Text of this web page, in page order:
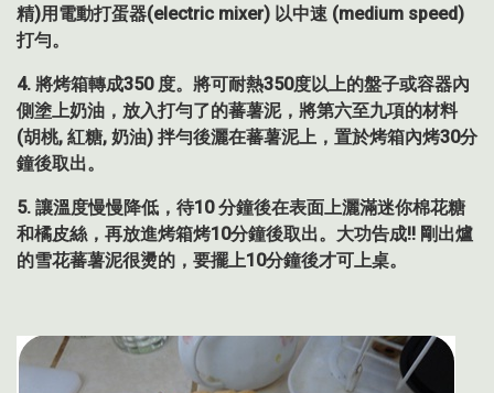
精)用電動打蛋器(electric mixer) 以中速 (medium speed)
打勻。
4. 將烤箱轉成350 度。將可耐熱350度以上的盤子或容器內
側塗上奶油，放入打勻了的蕃薯泥，將第六至九項的材料
(胡桃, 紅糖, 奶油) 拌勻後灑在蕃薯泥上，置於烤箱內烤30分
鐘後取出。
5. 讓溫度慢慢降低，待10 分鐘後在表面上灑滿迷你棉花糖
和橘皮絲，再放進烤箱烤10分鐘後取出。大功告成!! 剛出爐
的雪花蕃薯泥很燙的，要擺上10分鐘後才可上桌。